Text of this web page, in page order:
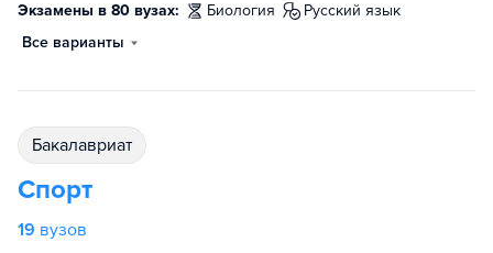
Экзамены в 80 вузах: биология
русский язык
Все варианты
бакалавриат
Спорт
19 вузов